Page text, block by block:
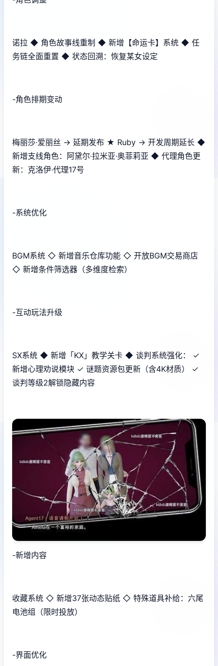
诺拉 ◆ 角色故事线重制 ◆ 新增【命运卡】系统 ◆ 任
务链全面重置 ◆ 状态回溯：恢复某女设定
-角色排期变动
梅丽莎·爱丽丝 → 延期发布 ★ Ruby → 开发周期延长 ◆
新增支线角色：阿黛尔·拉米亚·奥菲莉亚 ◆ 代理角色更
新：克洛伊·代理17号
-系统优化
BGM系统 ◇ 新增音乐仓库功能 ◇ 开放BGM交易商店
◇ 新增条件筛选器（多维度检索）
-互动玩法升级
SX系统 ◆ 新增「KX」教学关卡 ◆ 谈判系统强化： ✓
新增心理劝说模块 ✓ 谜题资源包更新（含4K材质） ✓
谈判等级2解锁隐藏内容
-新增内容
收藏系统 ◇ 新增37张动态贴纸 ◇ 特殊道具补给：六尾
电池组（限时投放）
-界面优化